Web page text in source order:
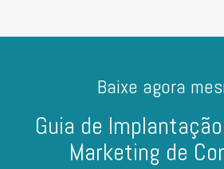
Baixe agora
Guia de Implantação
Marketing de